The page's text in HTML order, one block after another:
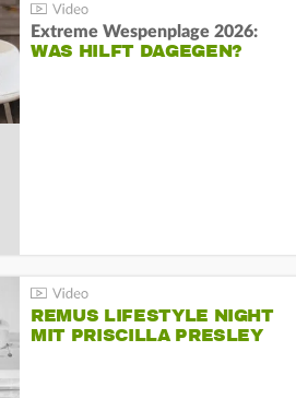
Extreme Wespenplage 2026:
WAS HILFT DAGEGEN?
REMUS LIFESTYLE NIGHT
MIT PRISCILLA PRESLEY